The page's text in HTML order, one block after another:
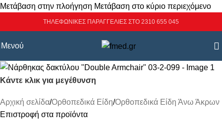
Μετάβαση στην πλοήγηση Μετάβαση στο κύριο περιεχόμενο
ΤΗΛΕΦΩΝΙΚΕΣ ΠΑΡΑΓΓΕΛΙΕΣ ΣΤΟ 2310 655 045
Μενού
Κάντε κλικ για μεγέθυνση
Αρχική σελίδα/Ορθοπεδικά Είδη/Ορθοπεδικά Είδη Άνω Άκρων
Επιστροφή στα προϊόντα